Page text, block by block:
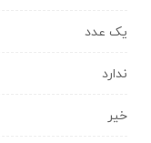
یک عدد
ندارد
خیر